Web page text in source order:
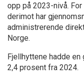
opp på 2023-nivå.
derimot har
administrerende
Norge.
Fjellhyttene hadde
2,4 prosent fra 2024.